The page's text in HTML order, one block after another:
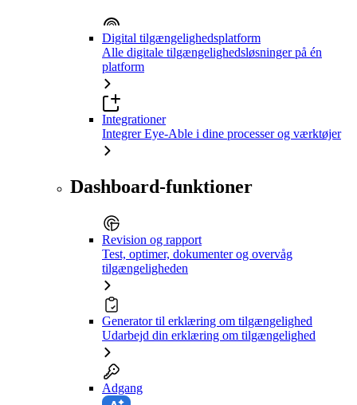
Digital tilgængelighedsplatform
Alle digitale tilgængelighedsløsninger på én
platform
Integrationer
Integrer Eye-Able i dine processer og værktøjer
Dashboard-funktioner
Revision og rapport
Test, optimer, dokumenter og overvåg
tilgængeligheden
Generator til erklæring om tilgængelighed
Udarbejd din erklæring om tilgængelighed
Adgang